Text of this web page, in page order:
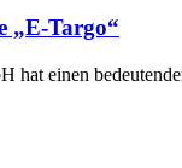
„E-Targo“
hat einen